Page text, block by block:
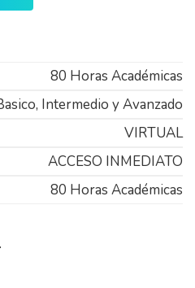
80 Horas Académicas
Intermedio y Avanzado
VIRTUAL
ACCESO INMEDIATO
80 Horas Académicas